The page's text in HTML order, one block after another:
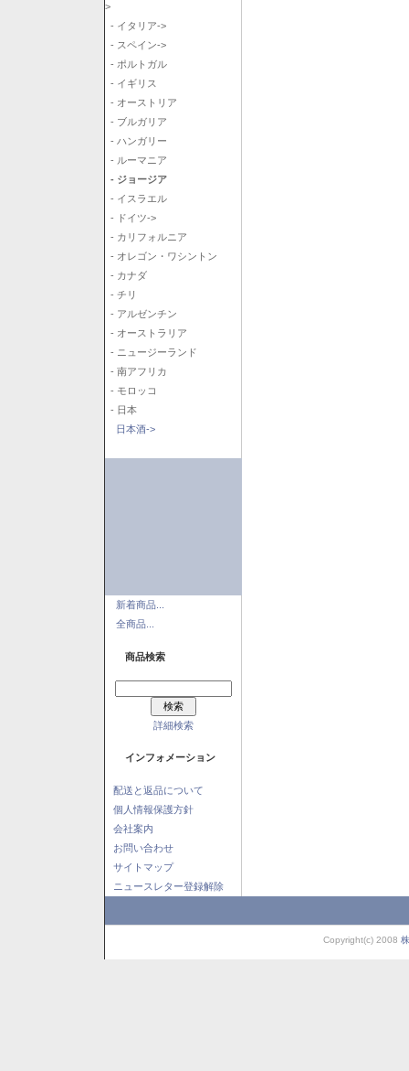
>
- イタリア->
- スペイン->
- ポルトガル
- イギリス
- オーストリア
- ブルガリア
- ハンガリー
- ルーマニア
- ジョージア
- イスラエル
- ドイツ->
- カリフォルニア
- オレゴン・ワシントン
- カナダ
- チリ
- アルゼンチン
- オーストラリア
- ニュージーランド
- 南アフリカ
- モロッコ
- 日本
日本酒->
新着商品...
全商品...
商品検索
詳細検索
インフォメーション
配送と返品について
個人情報保護方針
会社案内
お問い合わせ
サイトマップ
ニュースレター登録解除
Copyright(c) 2008